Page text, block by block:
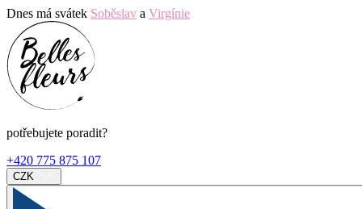
Dnes má svátek Soběslav a Virgínie
potřebujete poradit?
+420 775 875 107
CZK